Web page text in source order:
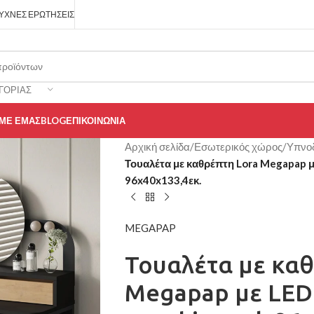
ΕΡΩΤΉΣΕΙΣ
ΕΜΆΣBLOGΕΠΙΚΟΙΝΩΝΊΑ
Αρχική σελίδα/Εσωτερικός χώρος/
Τουαλέτα με καθρέπτη Lora
96x40x133,4εκ.
MEGAPAP
Τουαλέτα με
Megapap με